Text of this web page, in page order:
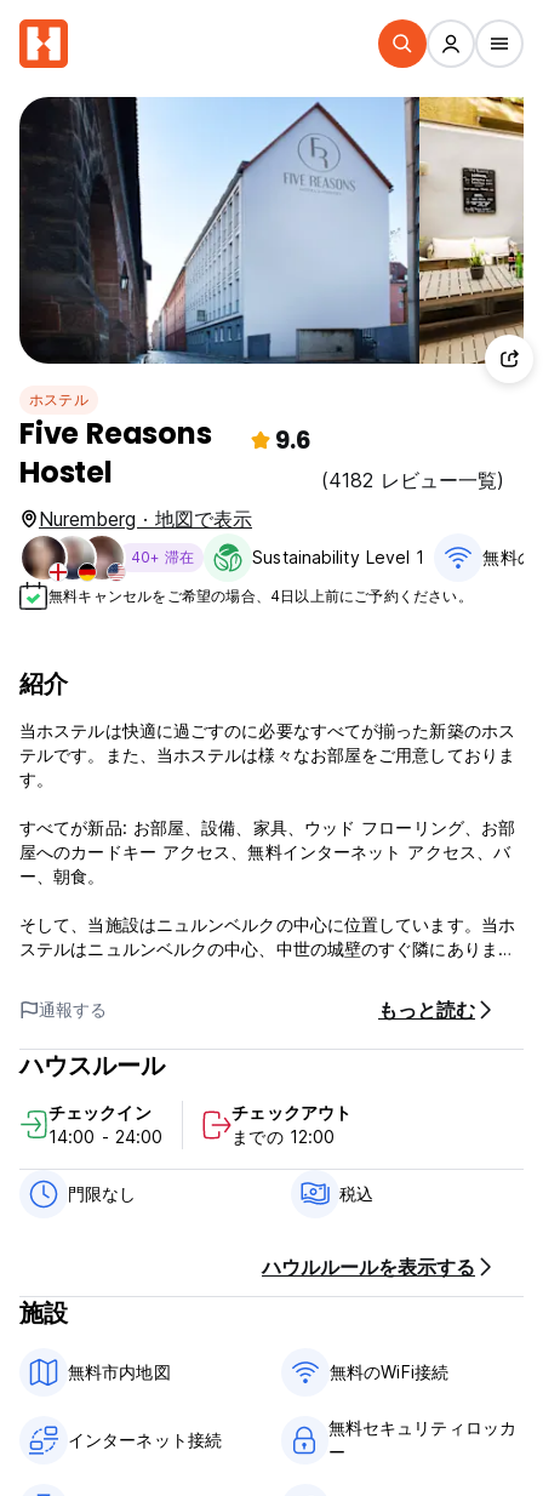
ホステル
Five Reasons
Hostel
9.6
(4182 レビュー一覧)
Nuremberg · 地図で表示
40+ 滞在 Sustainability Level 1 無料の
無料キャンセルをご希望の場合、4日以上前にご予約ください。
紹介
当ホステルは快適に過ごすのに必要なすべてが揃った新築のホス
テルです。また、当ホステルは様々なお部屋をご用意しておりま
す。
すべてが新品: お部屋、設備、家具、ウッド フローリング、お部
屋へのカードキー アクセス、無料インターネット アクセス、バ
ー、朝食。
そして、当施設はニュルンベルクの中心に位置しています。当ホ
ステルはニュルンベルクの中心、中世の城壁のすぐ隣にありま
「Opernhaus（オペラハウス）」は当施設の目の前にあります。
備考：
チェックイン:2:00PM
チェックアウト:12:00正午
到着時の支払い方法:現金、クレジットカード、デビットカード
通報する もっと読む
ハウスルール
チェックイン
14:00 - 24:00
チェックアウト
までの 12:00
門限なし 税込
ハウルルールを表示する
施設
無料市内地図 無料のWiFi接続
インターネット接続
無料セキュリティロッカ
ー